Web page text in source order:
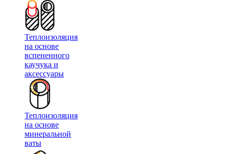
Теплоизоляция
на основе
вспененного
каучука и
аксессуары
Теплоизоляция
на основе
минеральной
ваты